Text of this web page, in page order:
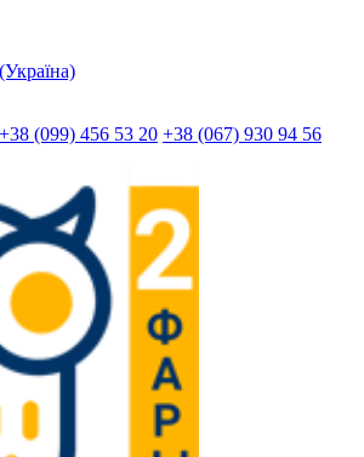
+38 (099) 456 53 20 +38 (067) 930 94 56